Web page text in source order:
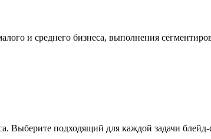
и среднего бизнеса, выполнения
Выберите подходящий для каждой задачи